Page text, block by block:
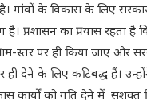
गांवों के विकास के लिए
प्रशासन का प्रयास रहता है
स्तर पर ही किया जाए और
ही देने के लिए कटिबद्ध हैं।
कार्यों को गति देने में सशक्त